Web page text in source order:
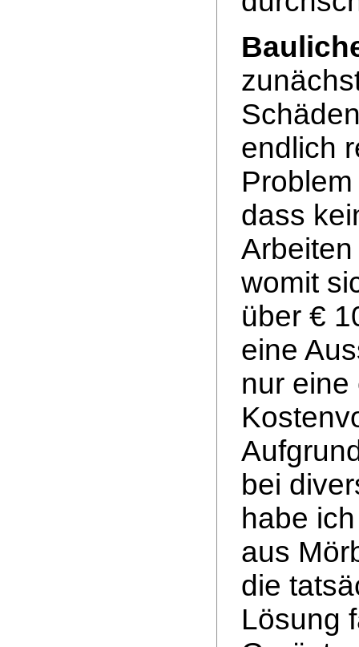
endlich
dass
womit
über €
eine
nur eine
bei
habe
aus
die
Lösung